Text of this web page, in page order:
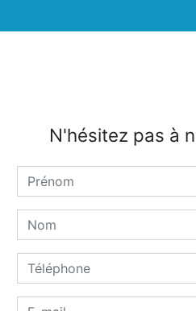
N'hésitez pas à